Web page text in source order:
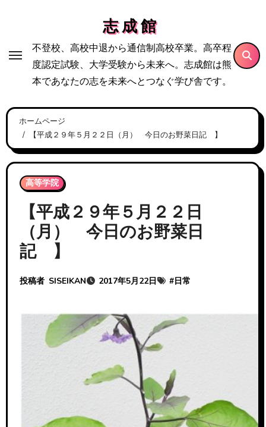
プ
志 成 館
不登校、高校中退から通信制高校卒業。高卒程
度認定試験、大学受験から未来へ。志成館は熊
本であなたの志を未来へとつなぐ学び舎です。
ホームページ
【平成２９年５月２２日（月） 今日のお野菜日記 】
高等学院
【平成２９年５月２２日
（月） 今日のお野菜日
記 】
投稿者 SISEIKAN 2017年5月22日 #日常